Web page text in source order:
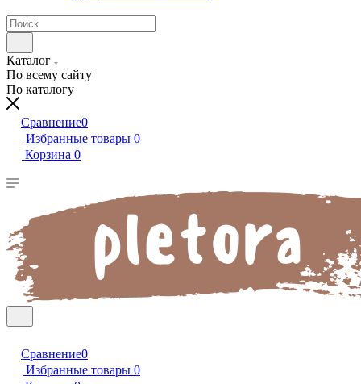
Каталог
По всему сайту
По каталогу
Сравнение0
Избранные товары 0
Корзина 0
Сравнение0
Избранные товары 0